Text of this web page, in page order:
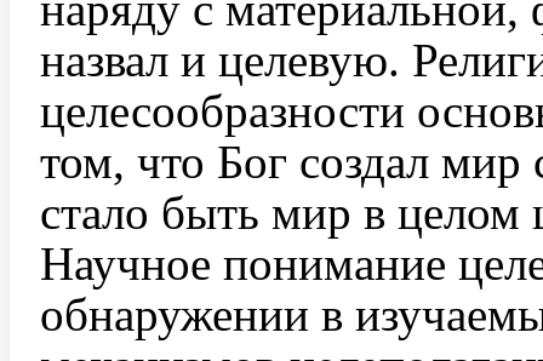
назвал и целевую.
целесообразности
том, что Бог создал
стало быть мир в целом
Научное понимание
обнаружении в